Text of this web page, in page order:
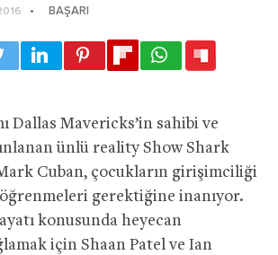
BAŞARI
Dallas Mavericks’in sahibi ve
ünlü reality Show Shark
Mark Cuban, çocukların girişimciliği
gerektiğine inanıyor.
konusunda heyecan
için Shaan Patel ve Ian